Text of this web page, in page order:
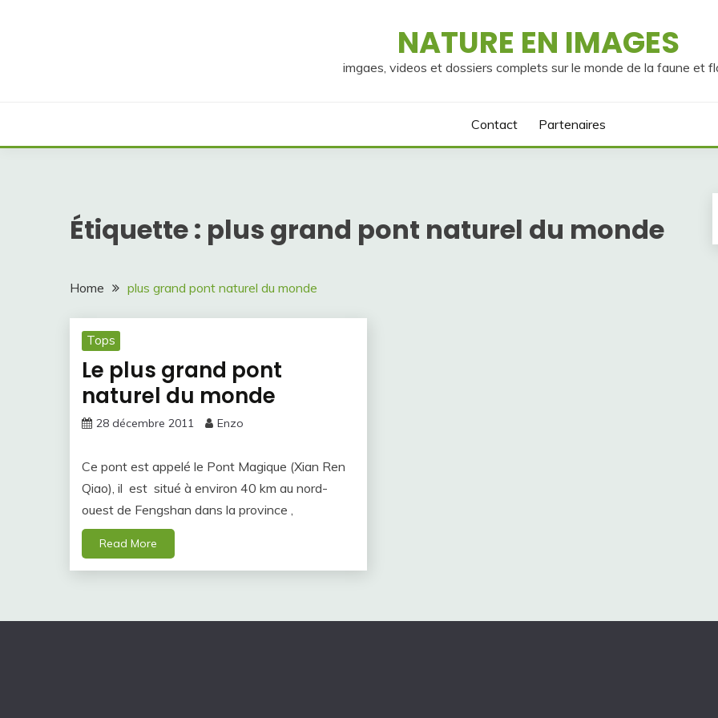
NATURE EN IMAGES
imgaes, videos et dossiers complets sur le monde de la faune et
Contact Partenaires
Étiquette : plus grand pont naturel du monde
Home plus grand pont naturel du monde
Tops
Le plus grand pont
naturel du monde
28 décembre 2011 Enzo
Ce pont est appelé le Pont Magique (Xian Ren
Qiao), il est situé à environ 40 km au nord-
ouest de Fengshan dans la province ,
Read More